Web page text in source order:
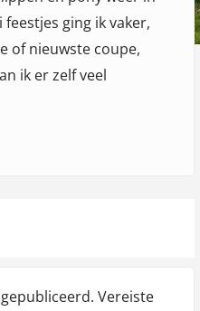
"
ging ik vaker,
of nieuwste coupe,
ik er zelf veel
Vereiste